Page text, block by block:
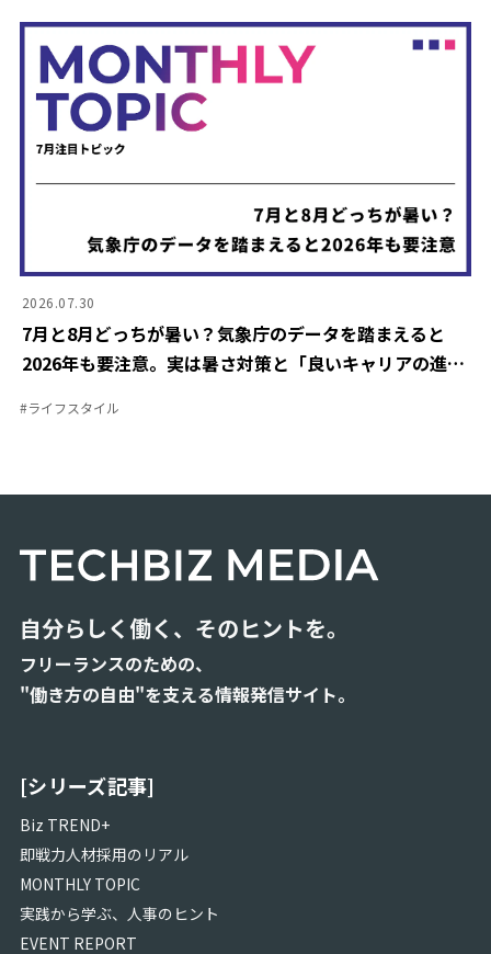
2026.07.30
7月と8月どっちが暑い？気象庁のデータを踏まえると
2026年も要注意。実は暑さ対策と「良いキャリアの進め
#ライフスタイル
自分らしく働く、そのヒントを。
フリーランスのための、
"働き方の自由"を支える情報発信サイト。
[シリーズ記事]
Biz TREND+
即戦力人材採用のリアル
MONTHLY TOPIC
実践から学ぶ、人事のヒント
EVENT REPORT